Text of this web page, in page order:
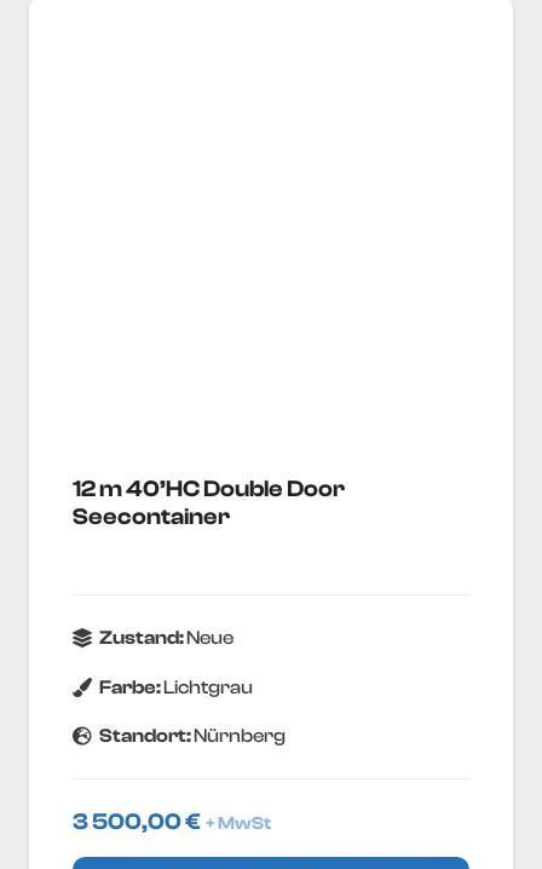
12 m 40’HC Double Door
Seecontainer
Zustand:Neue
Farbe:Lichtgrau
Standort:Nürnberg
3 500,00€ + MwSt